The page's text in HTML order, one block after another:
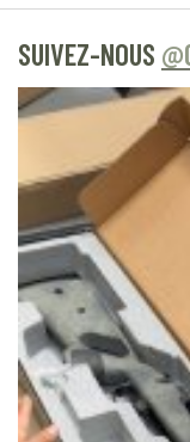
SUIVEZ-NOUS